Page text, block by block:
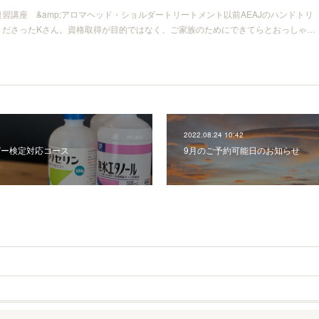
講座 &amp;アロマヘッド・ショルダートリートメント以前AEAJのハンドトリ
さったKさん。資格取得が目的ではなく、ご家族のためにできてらとおっしゃ…
検定対応コース
2022.08.24 10:42
9月のご予約可能日のお知らせ